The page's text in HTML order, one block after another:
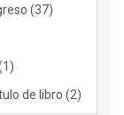
(37)
de libro (2)